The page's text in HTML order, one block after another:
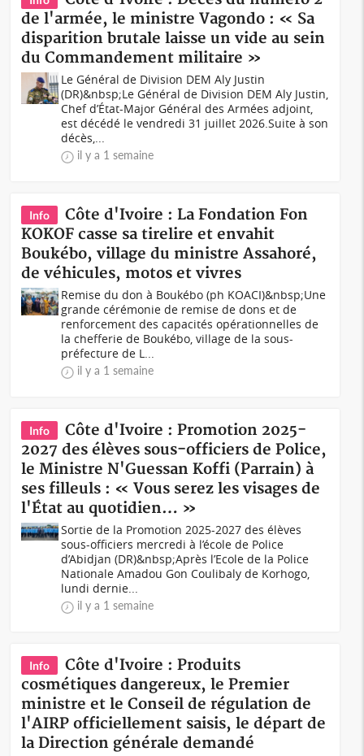
de l'armée, le ministre Vagondo : « Sa
disparition brutale laisse un vide au sein
du Commandement militaire »
Le Général de Division DEM Aly Justin
(DR)&nbsp;Le Général de Division DEM Aly Justin,
Chef d’État-Major Général des Armées adjoint,
est décédé le vendredi 31 juillet 2026.Suite à son
décès,...
il y a 1 semaine
Info
Côte d'Ivoire : La Fondation Fon
KOKOF casse sa tirelire et envahit
Boukébo, village du ministre Assahoré,
de véhicules, motos et vivres
Remise du don à Boukébo (ph KOACI)&nbsp;Une
grande cérémonie de remise de dons et de
renforcement des capacités opérationnelles de
la chefferie de Boukébo, village de la sous-
préfecture de L...
il y a 1 semaine
Info
Côte d'Ivoire : Promotion 2025-
2027 des élèves sous-officiers de Police,
le Ministre N'Guessan Koffi (Parrain) à
ses filleuls : « Vous serez les visages de
l'État au quotidien… »
Sortie de la Promotion 2025-2027 des élèves
sous-officiers mercredi à l’école de Police
d’Abidjan (DR)&nbsp;Après l’Ecole de la Police
Nationale Amadou Gon Coulibaly de Korhogo,
lundi dernie...
il y a 1 semaine
Info
Côte d'Ivoire : Produits
cosmétiques dangereux, le Premier
ministre et le Conseil de régulation de
l'AIRP officiellement saisis, le départ de
la Direction générale demandé